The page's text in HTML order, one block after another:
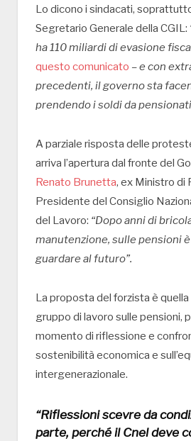
Lo dicono i sindacati,
Segretario Generale della CGIL:
ha 110 miliardi di evasione
questo comunicato – e con
precedenti, il governo sta
prendendo i soldi da
A parziale risposta delle
arriva l’apertura dal fronte del
Renato Brunetta, ex Ministro di
Presidente del Consiglio
del Lavoro: “Dopo anni di
manutenzione, sulle pensioni
guardare al futuro”.
La proposta del forzista è quella
gruppo di lavoro sulle pensioni,
momento di riflessione e
sostenibilità economica e
intergenerazionale.
“Riflessioni scevre da
parte, perché il Cnel deve